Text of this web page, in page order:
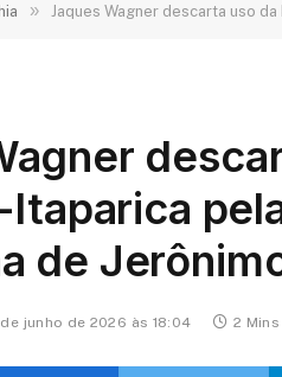
» Jaques Wagner descarta uso
de
de junho de 2026 às 18:04 2